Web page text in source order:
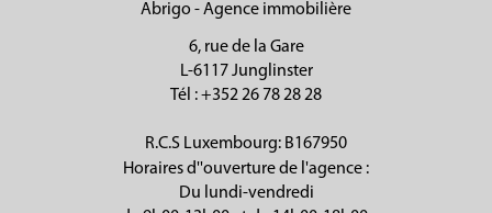
Abrigo - Agence immobilière
6, rue de la Gare
L-6117 Junglinster
Tél : +352 26 78 28 28
R.C.S Luxembourg: B167950
Horaires d''ouverture de l'agence :
Du lundi-vendredi